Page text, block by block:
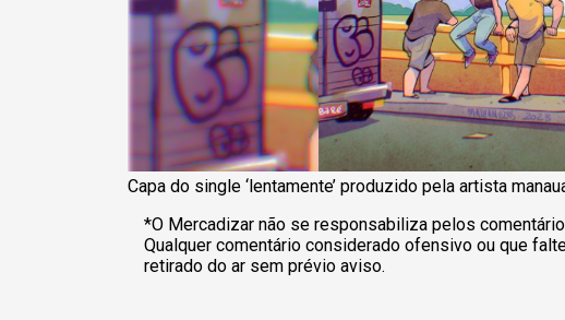
Capa do single ‘lentamente’ produzido pela artista
*O Mercadizar não se responsabiliza pelos
Qualquer comentário considerado ofensivo ou que
retirado do ar sem prévio aviso.